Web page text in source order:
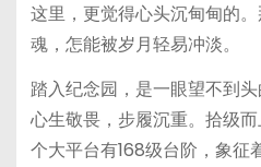
这里，更觉得心头沉甸甸的
魂，怎能被岁月轻易冲淡。
踏入纪念园，是一眼望不到
心生敬畏，步履沉重。拾级
个大平台有168级台阶，象征